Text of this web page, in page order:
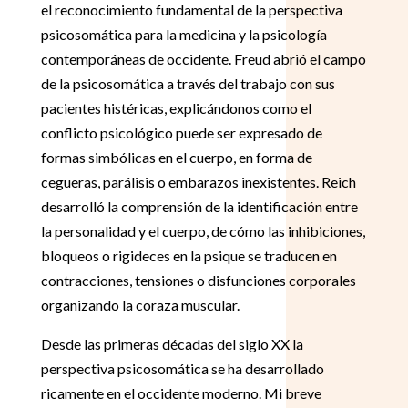
el reconocimiento fundamental de la perspectiva
psicosomática para la medicina y la psicología
contemporáneas de occidente. Freud abrió el campo
de la psicosomática a través del trabajo con sus
pacientes histéricas, explicándonos como el
conflicto psicológico puede ser expresado de
formas simbólicas en el cuerpo, en forma de
cegueras, parálisis o embarazos inexistentes. Reich
desarrolló la comprensión de la identificación entre
la personalidad y el cuerpo, de cómo las inhibiciones,
bloqueos o rigideces en la psique se traducen en
contracciones, tensiones o disfunciones corporales
organizando la coraza muscular.
Desde las primeras décadas del siglo XX la
perspectiva psicosomática se ha desarrollado
ricamente en el occidente moderno. Mi breve